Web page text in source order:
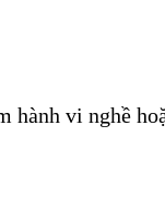
hành vi nghề